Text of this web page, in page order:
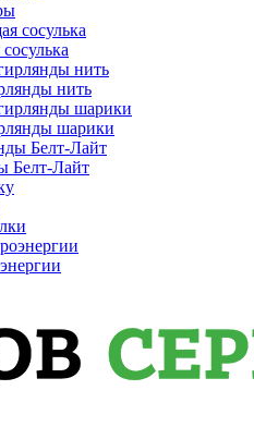
нить
шарики
Белт-Лайт